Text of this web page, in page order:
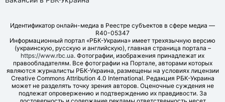
Идентификатор онлайн-медиа в Реестре субъектов в сфере медиа —
R40-05347
Информационный портал «РБК-Украина» имеет трехязычную версию
(украинскую, русскую и английскую), главная страница портала –
https://www.rbc.ua. Фотографии, изображения принадлежат их
правообладателям. Все фотографии на Портале, авторами которых
являются журналисты РБК-Украина, размещены на условиях лицензии
Creative Commons Attribution 4.0 International. Редакция РБК-Украина
может не разделять точку зрения авторов. Оценочные суждения не
подлежат опровержению и подтверждению их правдивости. За